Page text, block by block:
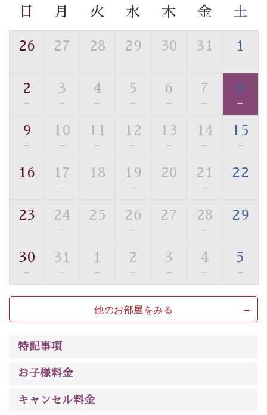
【温泉】
の効果が高い、極めて希有な源泉です。身も心も癒され
■お座敷風呂（大浴場）
温泉の成分に合わせ、防菌防カビの特殊素材の畳を使
用。 足元が柔らかく、そして滑りにくい畳のお風呂で
す。
※男性大浴場までのご移動には階段がございます。 予め
■貸切温泉風呂 （40分2000円）
む貸切温泉風呂です。ゆったりといやされるプライベー
トな空間をお愉しみください。
【旅】
豊富な知識を持ったドライバー兼ガイドが諏訪大社をご
案内します。事前ご予約制ですので、ご利用ご希望の方
は【3日前まで】にお電話ください。
※交通規制などにより運行できない日がございます
※年末年始及び御柱祭前後は運行しておりません
神秘なる諏訪湖に心癒される時間をお過ごしいただけま
日 月 火 水 木 金 土
26
—
27
—
28
—
29
—
30
—
31
—
1
—
2
—
3
—
4
—
5
—
6
—
7
—
8
—
9
—
10
—
11
—
12
—
13
—
14
—
15
—
16
—
17
—
18
—
19
—
20
—
21
—
22
—
23
—
24
—
25
—
26
—
27
—
28
—
29
—
30
—
31
—
1
—
2
—
3
—
4
—
5
—
他のお部屋をみる
特記事項
お子様料金
キャンセル料金